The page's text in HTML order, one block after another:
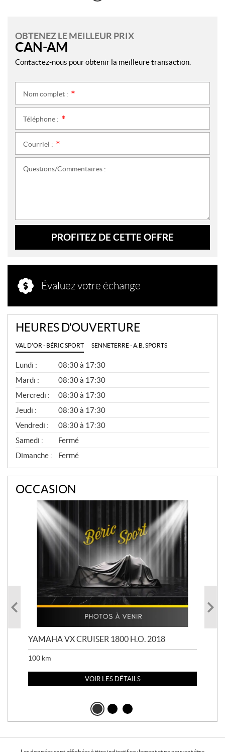
OBTENEZ LE MEILLEUR PRIX
CAN-AM
Contactez-nous pour obtenir la meilleure transaction.
Nom complet :
Téléphone :
Courriel :
Questions/Commentaires :
PROFITEZ DE CETTE OFFRE
Évaluez votre échange
HEURES D'OUVERTURE
VAL D'OR - BÉRIC SPORT SENNETERRE - A.B. SPORTS
G
É
N
É
R
A
L
Lundi :
08:30 à 17:30
Mardi :
08:30 à 17:30
Mercredi :
08:30 à 17:30
Jeudi :
08:30 à 17:30
Vendredi :
08:30 à 17:30
Samedi :
Fermé
Dimanche :
Fermé
OCCASION
YAMAHA VX CRUISER 1800 H.O. 2018
100 km
VOIR LES DÉTAILS